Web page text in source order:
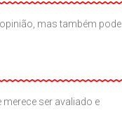
mas também pode
ser avaliado e